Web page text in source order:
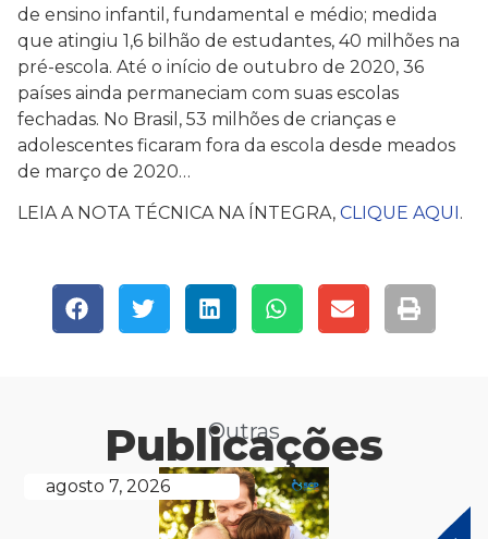
de ensino infantil, fundamental e médio; medida
que atingiu 1,6 bilhão de estudantes, 40 milhões na
pré-escola. Até o início de outubro de 2020, 36
países ainda permaneciam com suas escolas
fechadas. No Brasil, 53 milhões de crianças e
adolescentes ficaram fora da escola desde meados
de março de 2020…
LEIA A NOTA TÉCNICA NA ÍNTEGRA, CLIQUE AQUI .
Outras
Publicações
agosto 7, 2026